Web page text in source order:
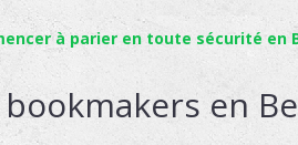
à parier en toute sécurité en
en